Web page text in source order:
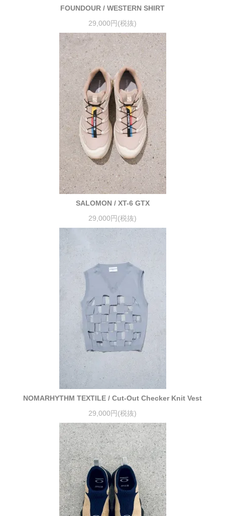
FOUNDOUR / WESTERN SHIRT
29,000円(税抜)
SALOMON / XT-6 GTX
29,000円(税抜)
NOMARHYTHM TEXTILE / Cut-Out Checker Knit Vest
29,000円(税抜)